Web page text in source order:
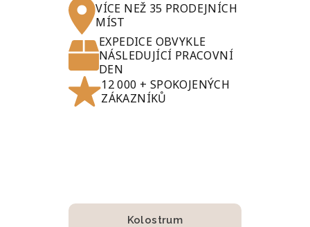
VÍCE NEŽ 35 PRODEJNÍCH
MÍST
EXPEDICE OBVYKLE
NÁSLEDUJÍCÍ PRACOVNÍ
DEN
12 000 + SPOKOJENÝCH
ZÁKAZNÍKŮ
Kolostrum